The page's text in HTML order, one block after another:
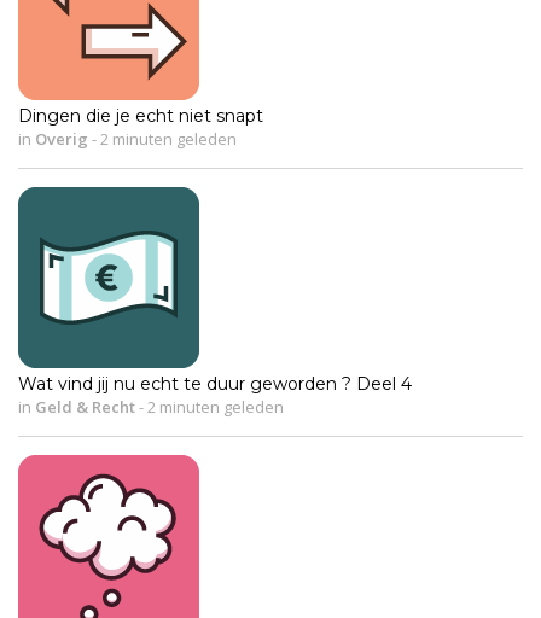
Dingen die je echt niet snapt
in Overig -2 minuten geleden
Wat vind jij nu echt te duur geworden ? Deel 4
in Geld & Recht-2 minuten geleden